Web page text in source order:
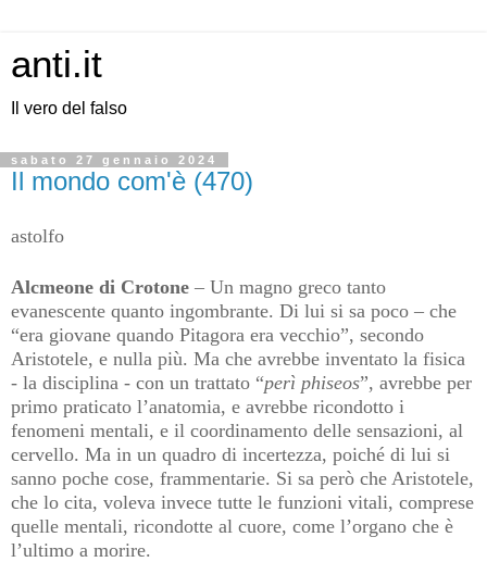
anti.it
Il vero del falso
sabato 27 gennaio 2024
Il mondo com'è (470)
astolfo
Alcmeone di Crotone – Un magno greco tanto
evanescente quanto ingombrante. Di lui si sa poco – che
“era giovane quando Pitagora era vecchio”, secondo
Aristotele, e nulla più. Ma che avrebbe inventato la fisica
- la disciplina - con un trattato “perì phiseos”, avrebbe per
primo praticato l’anatomia, e avrebbe ricondotto i
fenomeni mentali, e il coordinamento delle sensazioni, al
cervello. Ma in un quadro di incertezza, poiché di lui si
sanno poche cose, frammentarie. Si sa però che Aristotele,
che lo cita, voleva invece tutte le funzioni vitali, comprese
quelle mentali, ricondotte al cuore, come l’organo che è
l’ultimo a morire.